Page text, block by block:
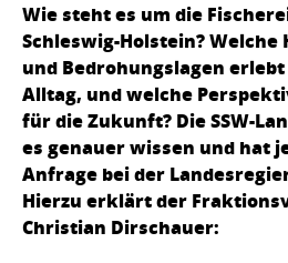
Wie steht es um die
Schleswig-Holstein?
und Bedrohungslagen
Alltag, und welche
für die Zukunft? Die SSW-
es genauer wissen und hat
Anfrage bei der
Hierzu erklärt der
Christian Dirschauer: